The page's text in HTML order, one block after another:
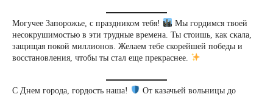
Могучее Запорожье, с праздником тебя!
Мы гордимся твоей
несокрушимостью в эти трудные времена. Ты стоишь, как скала,
защищая покой миллионов. Желаем тебе скорейшей победы и
восстановления, чтобы ты стал еще прекраснее.
С Днем города, гордость наша!
От казачьей вольницы до